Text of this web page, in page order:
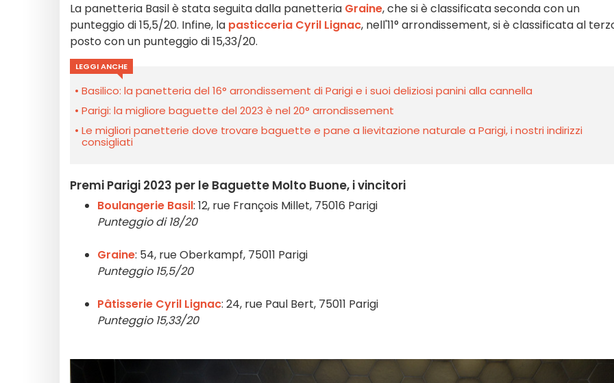
La panetteria Basil è stata seguita dalla panetteria Graine, che si è classificata seconda con un
punteggio di 15,5/20. Infine, la pasticceria Cyril Lignac, nell'11° arrondissement, si è classificata al
posto con un punteggio di 15,33/20.
LEGGI ANCHE
Basilico: la panetteria del 16° arrondissement di Parigi e i suoi deliziosi panini alla cannella
Parigi: la migliore baguette del 2023 è nel 20° arrondissement
Le migliori panetterie dove trovare baguette e pane a lievitazione naturale a Parigi, i nostri indirizzi
consigliati
Premi Parigi 2023 per le Baguette Molto Buone, i vincitori
Boulangerie Basil: 12, rue François Millet, 75016 Parigi
Punteggio di 18/20
Graine: 54, rue Oberkampf, 75011 Parigi
Punteggio 15,5/20
Pâtisserie Cyril Lignac: 24, rue Paul Bert, 75011 Parigi
Punteggio 15,33/20